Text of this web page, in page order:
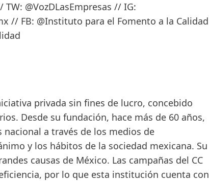
@VozDLasEmpresas // IG:
// FB: @Instituto para el Fomento a la Calidad
privada sin fines de lucro, concebido
Desde su fundación, hace más de 60 años,
a través de los medios de
y los hábitos de la sociedad mexicana. Su
causas de México. Las campañas del CC
por lo que esta institución cuenta con